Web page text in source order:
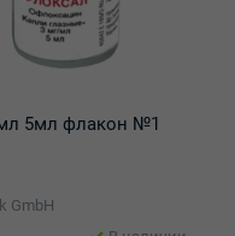
5мл флакон №1
GmbH